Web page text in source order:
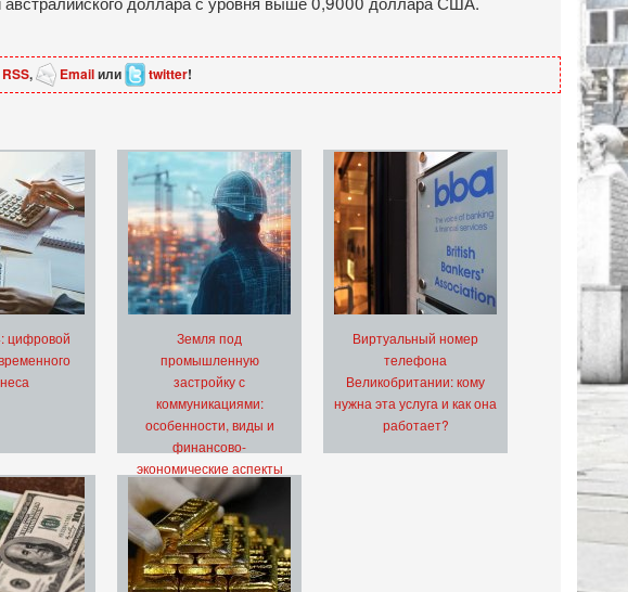
RSS, Emailили twitter!
цифровой
Земля под
промышленную
застройку с
коммуникациями:
особенности, виды и
финансово-
экономические аспекты
Виртуальный номер
телефона
Великобритании: кому
нужна эта услуга и как она
работает?